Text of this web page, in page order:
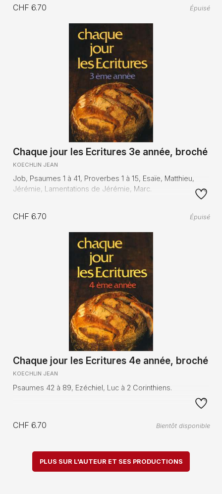
CHF 6.70 Épuisé
Chaque jour les Ecritures 3e année, broché
KOECHLIN JEAN
Job, Psaumes 1 à 41, Proverbes 1 à 15, Esaïe, Matthieu,
Jérémie, Lamentations de Jérémie, Marc.
CHF 6.70 Épuisé
Chaque jour les Ecritures 4e année, broché
KOECHLIN JEAN
Psaumes 42 à 89, Ezéchiel, Luc à 2 Corinthiens.
CHF 6.70 Bientôt disponible
PLUS SUR L'AUTEUR ET SES PRODUCTIONS